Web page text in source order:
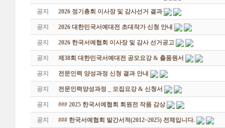
공지 2026 정기총회 이사장 및 감사선거 결과
공지 2026 대한민국서예대전 초대작가 신청 안내
공지 2026 한국서예협회 이사장 및 감사 선거공고
공지 제38회 대한민국서예대전 공모요강 & 출품원서
공지 전문인력 양성과정 신청 결과 안내
공지 전문인력양성과정 _ 모집요강 & 신청서
공지 ### 2025 한국서예협회 회원전 작품 감상
공지 ### 한국서예협회 발간서적(2012~2025) 전체입니다.